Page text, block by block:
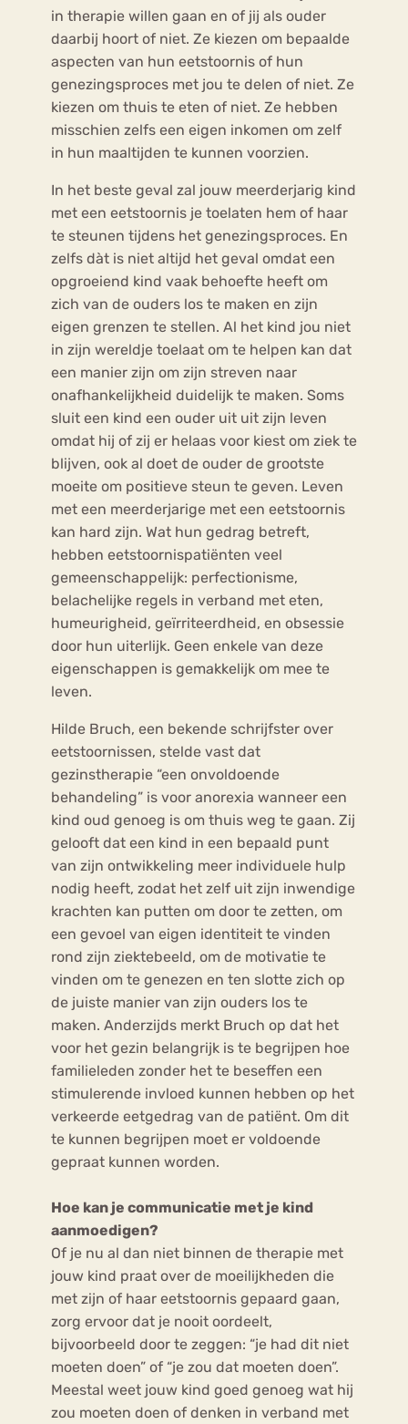
in therapie willen gaan en of jij als ouder
daarbij hoort of niet. Ze kiezen om bepaalde
aspecten van hun eetstoornis of hun
genezingsproces met jou te delen of niet. Ze
kiezen om thuis te eten of niet. Ze hebben
misschien zelfs een eigen inkomen om zelf
in hun maaltijden te kunnen voorzien.
In het beste geval zal jouw meerderjarig kind
met een eetstoornis je toelaten hem of haar
te steunen tijdens het genezingsproces. En
zelfs dàt is niet altijd het geval omdat een
opgroeiend kind vaak behoefte heeft om
zich van de ouders los te maken en zijn
eigen grenzen te stellen. Al het kind jou niet
in zijn wereldje toelaat om te helpen kan dat
een manier zijn om zijn streven naar
onafhankelijkheid duidelijk te maken. Soms
sluit een kind een ouder uit uit zijn leven
omdat hij of zij er helaas voor kiest om ziek te
blijven, ook al doet de ouder de grootste
moeite om positieve steun te geven. Leven
met een meerderjarige met een eetstoornis
kan hard zijn. Wat hun gedrag betreft,
hebben eetstoornispatiënten veel
gemeenschappelijk: perfectionisme,
belachelijke regels in verband met eten,
humeurigheid, geïrriteerdheid, en obsessie
door hun uiterlijk. Geen enkele van deze
eigenschappen is gemakkelijk om mee te
leven.
Hilde Bruch, een bekende schrijfster over
eetstoornissen, stelde vast dat
gezinstherapie “een onvoldoende
behandeling” is voor anorexia wanneer een
kind oud genoeg is om thuis weg te gaan. Zij
gelooft dat een kind in een bepaald punt
van zijn ontwikkeling meer individuele hulp
nodig heeft, zodat het zelf uit zijn inwendige
krachten kan putten om door te zetten, om
een gevoel van eigen identiteit te vinden
rond zijn ziektebeeld, om de motivatie te
vinden om te genezen en ten slotte zich op
de juiste manier van zijn ouders los te
maken. Anderzijds merkt Bruch op dat het
voor het gezin belangrijk is te begrijpen hoe
familieleden zonder het te beseffen een
stimulerende invloed kunnen hebben op het
verkeerde eetgedrag van de patiënt. Om dit
te kunnen begrijpen moet er voldoende
gepraat kunnen worden.
Hoe kan je communicatie met je kind
aanmoedigen?
Of je nu al dan niet binnen de therapie met
jouw kind praat over de moeilijkheden die
met zijn of haar eetstoornis gepaard gaan,
zorg ervoor dat je nooit oordeelt,
bijvoorbeeld door te zeggen: “je had dit niet
moeten doen” of “je zou dat moeten doen”.
Meestal weet jouw kind goed genoeg wat hij
zou moeten doen of denken in verband met